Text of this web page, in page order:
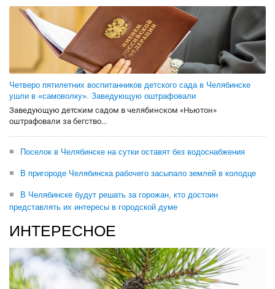
Четверо пятилетних воспитанников детского сада в Челябинске
ушли в «самоволку». Заведующую оштрафовали
Заведующую детским садом в челябинском «Ньютон»
оштрафовали за бегство...
Поселок в Челябинске на сутки оставят без водоснабжения
В пригороде Челябинска рабочего засыпало землей в колодце
В Челябинске будут решать за горожан, кто достоин
представлять их интересы в городской думе
ИНТЕРЕСНОЕ